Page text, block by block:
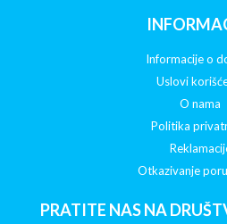
Informacije o
Uslovi
O nama
Politika
Otkazivanje
PRATITE NAS NA